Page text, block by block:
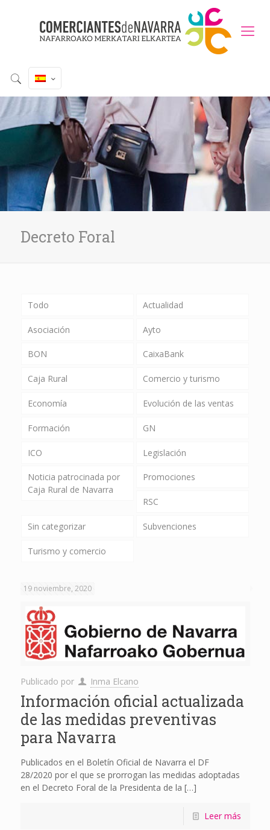
Decreto Foral
Todo Actualidad
Asociación Ayto
BON CaixaBank
Caja Rural Comercio y turismo
Economía Evolución de las ventas
Formación GN
ICO Legislación
Noticia patrocinada por
Caja Rural de Navarra
Promociones
RSC
Sin categorizar Subvenciones
Turismo y comercio
19 noviembre, 2020
Publicado por Inma Elcano
Información oficial actualizada
de las medidas preventivas
para Navarra
Publicados en el Boletín Oficial de Navarra el DF
28/2020 por el que se prorrogan las medidas adoptadas
en el Decreto Foral de la Presidenta de la […]
Leer más